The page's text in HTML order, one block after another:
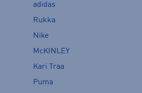
adidas
Rukka
Nike
McKINLEY
Kari Traa
Puma